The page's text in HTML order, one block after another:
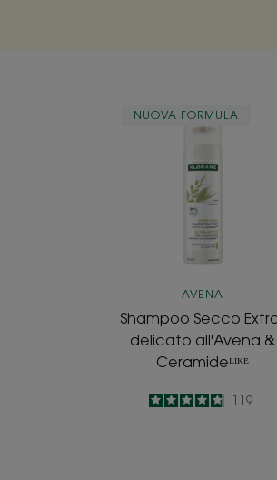
Secco
delicato
all'Avena
NUOVA FORMULA
AVENA
Shampoo Secco
delicato all'Avena &
Ceramideᴸᴵᴷᴱ
4.8
/5119